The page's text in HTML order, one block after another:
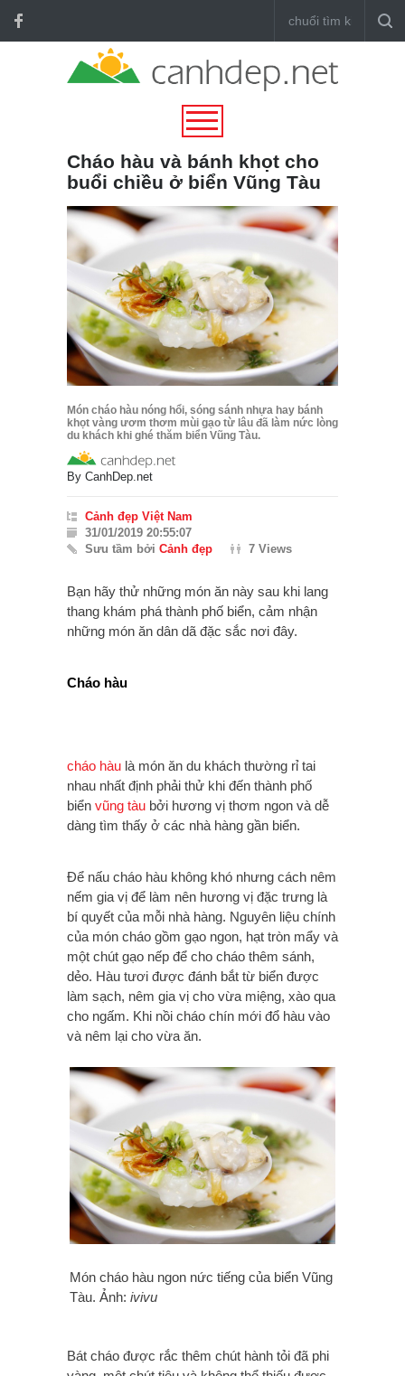
Cháo hàu và bánh khọt cho
buổi chiều ở biển Vũng Tàu
Món cháo hàu nóng hổi, sóng sánh nhựa hay bánh
khọt vàng ươm thơm mùi gạo từ lâu đã làm nức lòng
du khách khi ghé thăm biển Vũng Tàu.
By CanhDep.net
Cảnh đẹp Việt Nam
31/01/2019 20:55:07
Sưu tầm bởi Cảnh đẹp 7 Views
Bạn hãy thử những món ăn này sau khi lang
thang khám phá thành phố biển, cảm nhận
những món ăn dân dã đặc sắc nơi đây.
Cháo hàu
cháo hàu là món ăn du khách thường rỉ tai
nhau nhất định phải thử khi đến thành phố
biển vũng tàu bởi hương vị thơm ngon và dễ
dàng tìm thấy ở các nhà hàng gần biển.
Để nấu cháo hàu không khó nhưng cách nêm
nếm gia vị để làm nên hương vị đặc trưng là
bí quyết của mỗi nhà hàng. Nguyên liệu chính
của món cháo gồm gạo ngon, hạt tròn mẩy và
một chút gạo nếp để cho cháo thêm sánh,
dẻo. Hàu tươi được đánh bắt từ biển được
làm sạch, nêm gia vị cho vừa miệng, xào qua
cho ngấm. Khi nồi cháo chín mới đổ hàu vào
và nêm lại cho vừa ăn.
Món cháo hàu ngon nức tiếng của biển Vũng
Tàu. Ảnh: ivivu
Bát cháo được rắc thêm chút hành tỏi đã phi